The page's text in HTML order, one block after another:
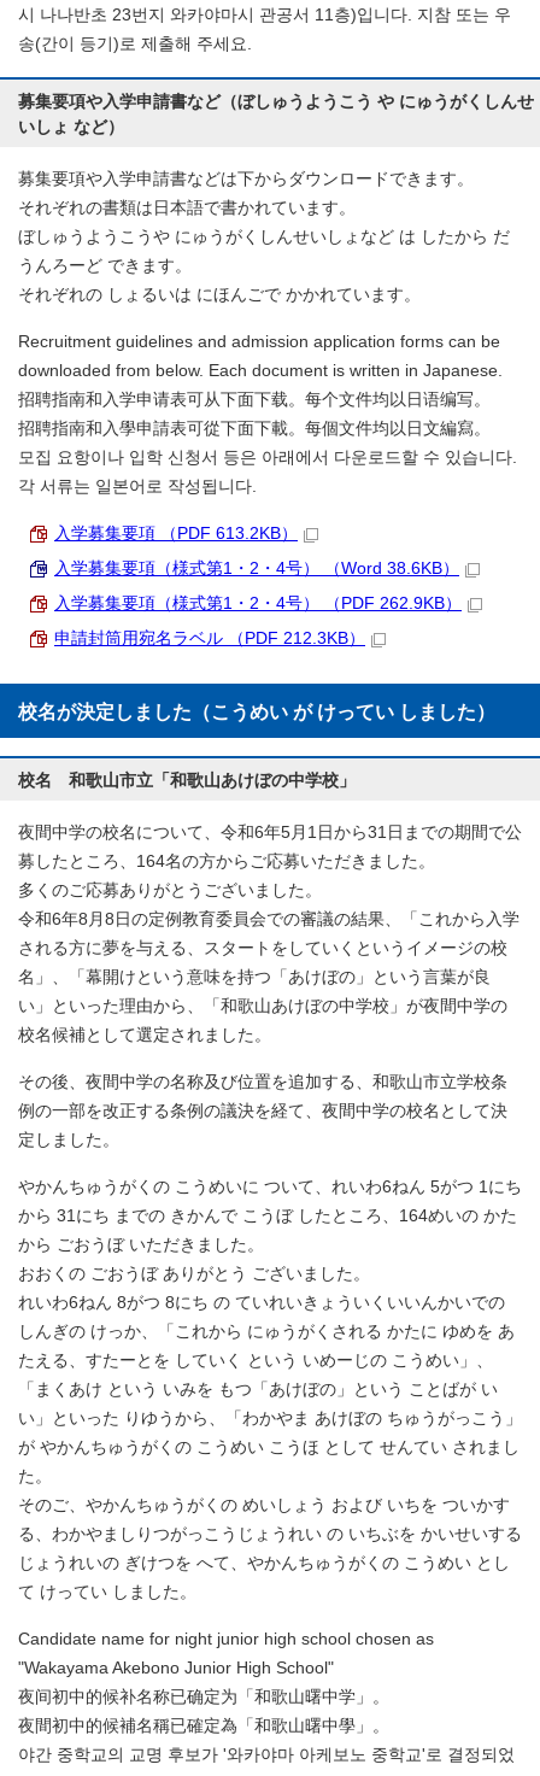
시 나나반초 23번지 와카야마시 관공서 11층)입니다. 지참 또는 우
송(간이 등기)로 제출해 주세요.
募集要項や入学申請書など（ぼしゅうようこう や にゅうがくしんせ
いしょ など）
募集要項や入学申請書などは下からダウンロードできます。
それぞれの書類は日本語で書かれています。
ぼしゅうようこうや にゅうがくしんせいしょなど は したから だ
うんろーど できます。
それぞれの しょるいは にほんごで かかれています。
Recruitment guidelines and admission application forms can be
downloaded from below. Each document is written in Japanese.
招聘指南和入学申请表可从下面下载。每个文件均以日语编写。
招聘指南和入學申請表可從下面下載。每個文件均以日文編寫。
모집 요항이나 입학 신청서 등은 아래에서 다운로드할 수 있습니다.
각 서류는 일본어로 작성됩니다.
入学募集要項 （PDF 613.2KB）
入学募集要項（様式第1・2・4号） （Word 38.6KB）
入学募集要項（様式第1・2・4号） （PDF 262.9KB）
申請封筒用宛名ラベル （PDF 212.3KB）
校名が決定しました（こうめい が けってい しました）
校名 和歌山市立「和歌山あけぼの中学校」
夜間中学の校名について、令和6年5月1日から31日までの期間で公
募したところ、164名の方からご応募いただきました。
多くのご応募ありがとうございました。
令和6年8月8日の定例教育委員会での審議の結果、「これから入学
される方に夢を与える、スタートをしていくというイメージの校
名」、「幕開けという意味を持つ「あけぼの」という言葉が良
い」といった理由から、「和歌山あけぼの中学校」が夜間中学の
校名候補として選定されました。
その後、夜間中学の名称及び位置を追加する、和歌山市立学校条
例の一部を改正する条例の議決を経て、夜間中学の校名として決
定しました。
やかんちゅうがくの こうめいに ついて、れいわ6ねん 5がつ 1にち
から 31にち までの きかんで こうぼ したところ、164めいの かた
から ごおうぼ いただきました。
おおくの ごおうぼ ありがとう ございました。
れいわ6ねん 8がつ 8にち の ていれいきょういくいいんかいでの
しんぎの けっか、「これから にゅうがくされる かたに ゆめを あ
たえる、すたーとを していく という いめーじの こうめい」、
「まくあけ という いみを もつ「あけぼの」という ことばが い
い」といった りゆうから、「わかやま あけぼの ちゅうがっこう」
が やかんちゅうがくの こうめい こうほ として せんてい されまし
た。
そのご、やかんちゅうがくの めいしょう および いちを ついかす
る、わかやましりつがっこうじょうれい の いちぶを かいせいする
じょうれいの ぎけつを へて、やかんちゅうがくの こうめい とし
て けってい しました。
Candidate name for night junior high school chosen as
"Wakayama Akebono Junior High School"
夜间初中的候补名称已确定为「和歌山曙中学」。
夜間初中的候補名稱已確定為「和歌山曙中學」。
야간 중학교의 교명 후보가 '와카야마 아케보노 중학교'로 결정되었